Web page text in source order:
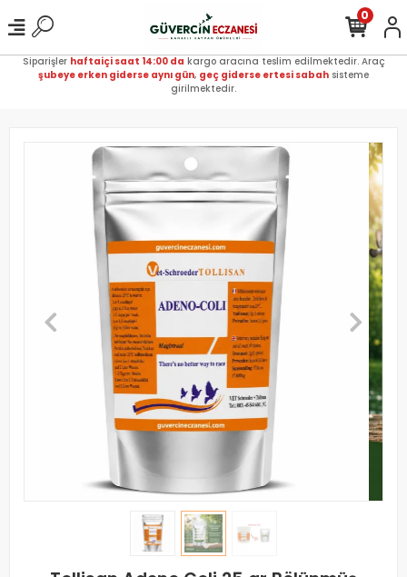
Siparişler haftaiçi saat 14:00 da kargo aracına teslim edilmektedir. Araç
şubeye erken giderse aynı gün, geç giderse ertesi sabah sisteme
girilmektedir.
0